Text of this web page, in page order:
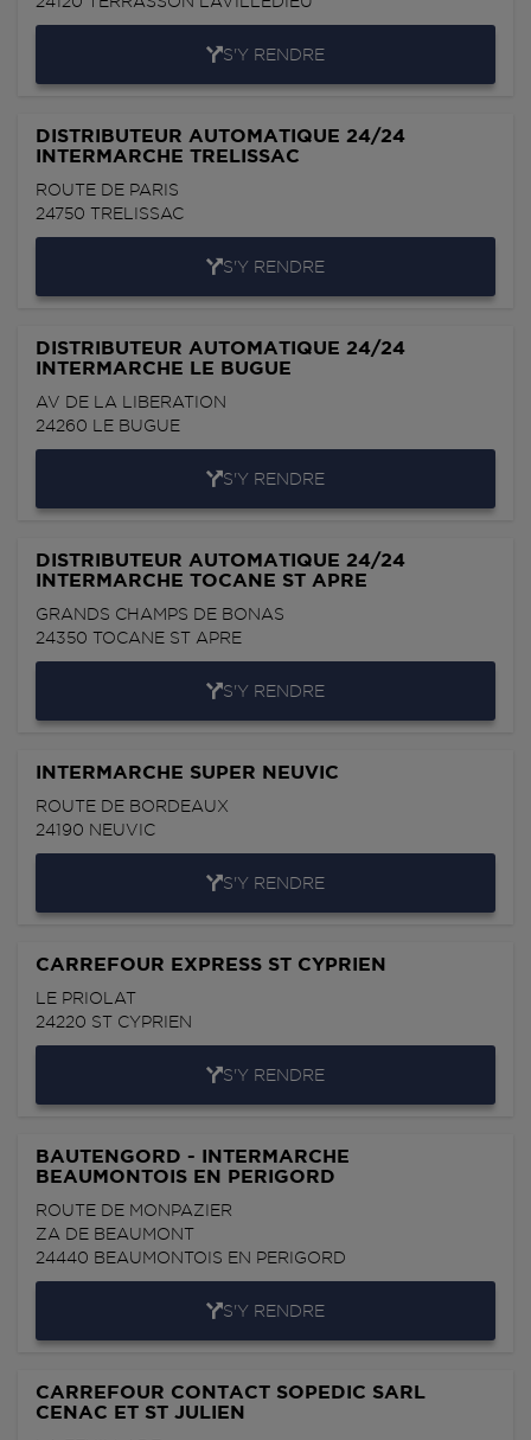
S'Y RENDRE
DISTRIBUTEUR AUTOMATIQUE 24/24
INTERMARCHE TRELISSAC
ROUTE DE PARIS
24750 TRELISSAC
S'Y RENDRE
DISTRIBUTEUR AUTOMATIQUE 24/24
INTERMARCHE LE BUGUE
AV DE LA LIBERATION
24260 LE BUGUE
S'Y RENDRE
DISTRIBUTEUR AUTOMATIQUE 24/24
INTERMARCHE TOCANE ST APRE
GRANDS CHAMPS DE BONAS
24350 TOCANE ST APRE
S'Y RENDRE
INTERMARCHE SUPER NEUVIC
ROUTE DE BORDEAUX
24190 NEUVIC
S'Y RENDRE
CARREFOUR EXPRESS ST CYPRIEN
LE PRIOLAT
24220 ST CYPRIEN
S'Y RENDRE
BAUTENGORD - INTERMARCHE
BEAUMONTOIS EN PERIGORD
ROUTE DE MONPAZIER
ZA DE BEAUMONT
24440 BEAUMONTOIS EN PERIGORD
S'Y RENDRE
CARREFOUR CONTACT SOPEDIC SARL
CENAC ET ST JULIEN